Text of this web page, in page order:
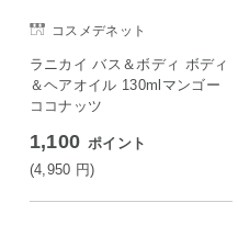
コスメデネット
ラニカイ バス＆ボディ ボディ
＆ヘアオイル 130mlマンゴー
ココナッツ
1,100 ポイント
(4,950 円)